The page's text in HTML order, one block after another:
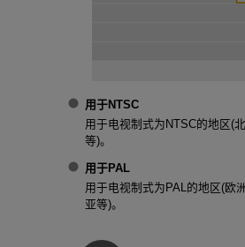
用于NTSC
用于电视制式为NTSC的地区(
等)。
用于PAL
用于电视制式为PAL的地区(欧
亚等)。